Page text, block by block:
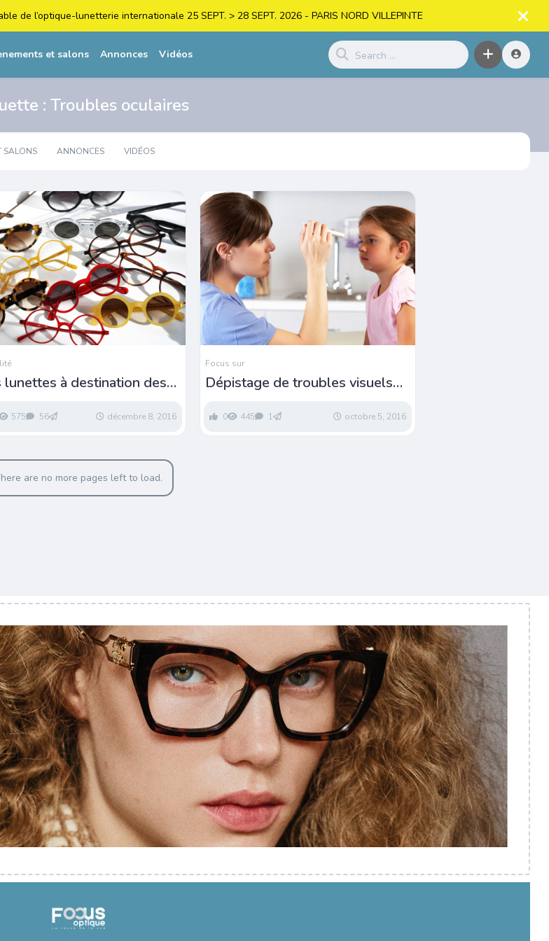
de l’optique-lunetterie internationale 25 SEPT. > 28 SEPT. 2026 - PARIS NORD VILLEPINTE
et salons Annonces Vidéos
: Troubles oculaires
SALONS ANNONCES VIDÉOS
lunettes à destination des
douane
575 56 décembre 8, 2016
Focus sur
Dépistage de troubles visuels
0 445 1 octobre 5, 2016
are no more pages left to load.